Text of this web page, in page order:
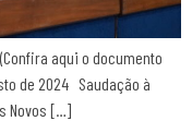
(Confira aqui o documento
de 2024 Saudação à
Novos […]